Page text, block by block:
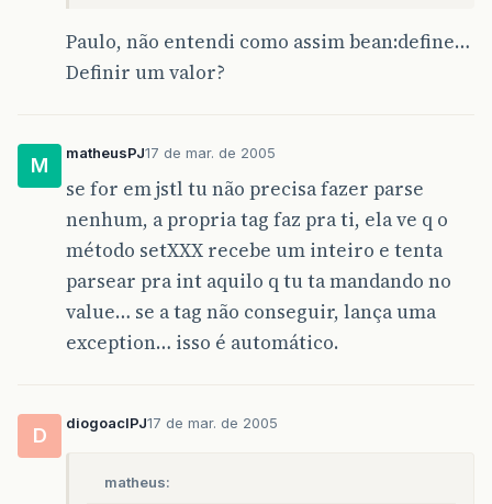
Paulo, não entendi como assim bean:define…
Definir um valor?
M
matheusPJ17 de mar. de 2005
se for em jstl tu não precisa fazer parse
nenhum, a propria tag faz pra ti, ela ve q o
método setXXX recebe um inteiro e tenta
parsear pra int aquilo q tu ta mandando no
value… se a tag não conseguir, lança uma
exception… isso é automático.
D
diogoaclPJ17 de mar. de 2005
matheus: